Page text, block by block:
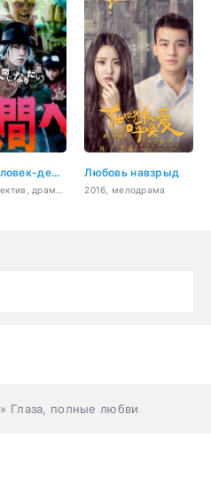
Бэм, человек-демон Любовь навзрыд
2016, мелодрама
» Глаза, полные любви